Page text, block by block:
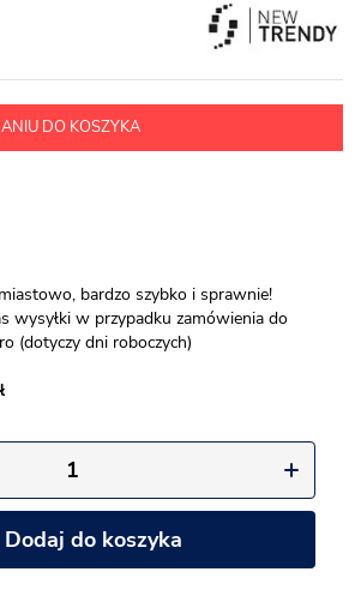
DO KOSZYKA
bardzo szybko i sprawnie!
wysyłki w przypadku zamówienia do
(dotyczy dni roboczych)
Dodaj do koszyka